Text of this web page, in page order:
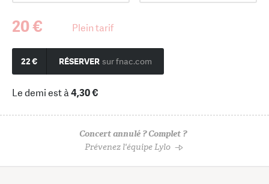
20 € Plein tarif
22 € RÉSERVER sur fnac.com
Le demi est à4,30 €
Concert annulé ? Complet ?
Prévenez l'équipe Lylo